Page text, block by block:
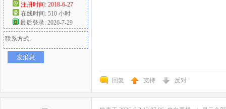
注册时间: 2018-6-27
在线时间: 510 小时
最后登录: 2026-7-29
联系方式:
发消息
回复 支持 反对